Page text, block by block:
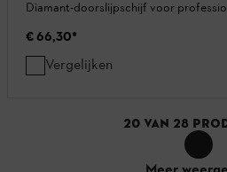
Diamant-doorslijpschijf voor
€ 66,30*
Vergelijken
20 VAN 28